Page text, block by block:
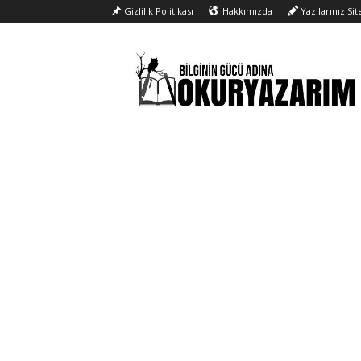
Gizlilik Politikası Hakkımızda Yazılarınız
Yazarım